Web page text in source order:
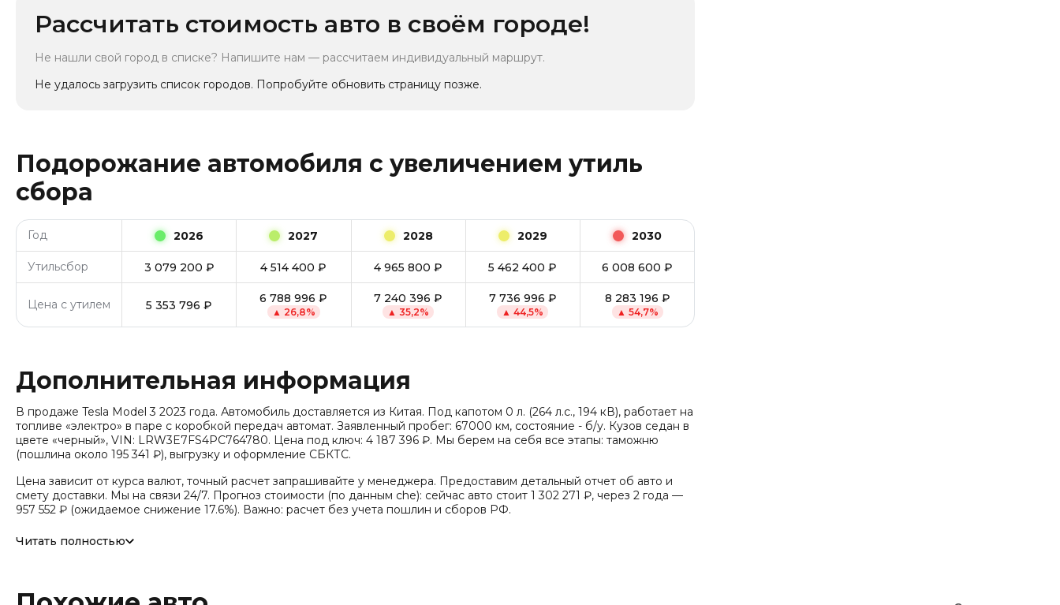
Рассчитать стоимость авто в своём городе!
Не нашли свой город в списке? Напишите нам — рассчитаем индивидуальный маршрут.
Не удалось загрузить список городов. Попробуйте обновить страницу позже.
Подорожание автомобиля с увеличением утиль
сбора
Год 2026 2027 2028 2029 2030
Утильсбор 3 079 200 ₽ 4 514 400 ₽ 4 965 800 ₽ 5 462 400 ₽ 6 008 600 ₽
Цена с утилем 5 353 796 ₽ 6 788 996 ₽
▲ 26,8%
7 240 396 ₽
▲35,2%
7 736 996 ₽
▲44,5%
8 283 196 ₽
▲ 54,7%
Дополнительная информация
В продаже Tesla Model 3 2023 года. Автомобиль доставляется из Китая. Под капотом 0 л. (264 л.с., 194 кВ), работает на
топливе «электро» в паре с коробкой передач автомат. Заявленный пробег: 67000 км, состояние - б/у. Кузов седан в
цвете «черный», VIN: LRW3E7FS4PC764780. Цена под ключ: 4 187 396 ₽. Мы берем на себя все этапы: таможню
(пошлина около 195 341 ₽), выгрузку и оформление СБКТС.
Цена зависит от курса валют, точный расчет запрашивайте у менеджера. Предоставим детальный отчет об авто и
смету доставки. Мы на связи 24/7. Прогноз стоимости (по данным che): сейчас авто стоит 1 302 271 ₽, через 2 года —
957 552 ₽ (ожидаемое снижение 17.6%). Важно: расчет без учета пошлин и сборов РФ.
Привод - Задний привод (RWD).
Читать полностью